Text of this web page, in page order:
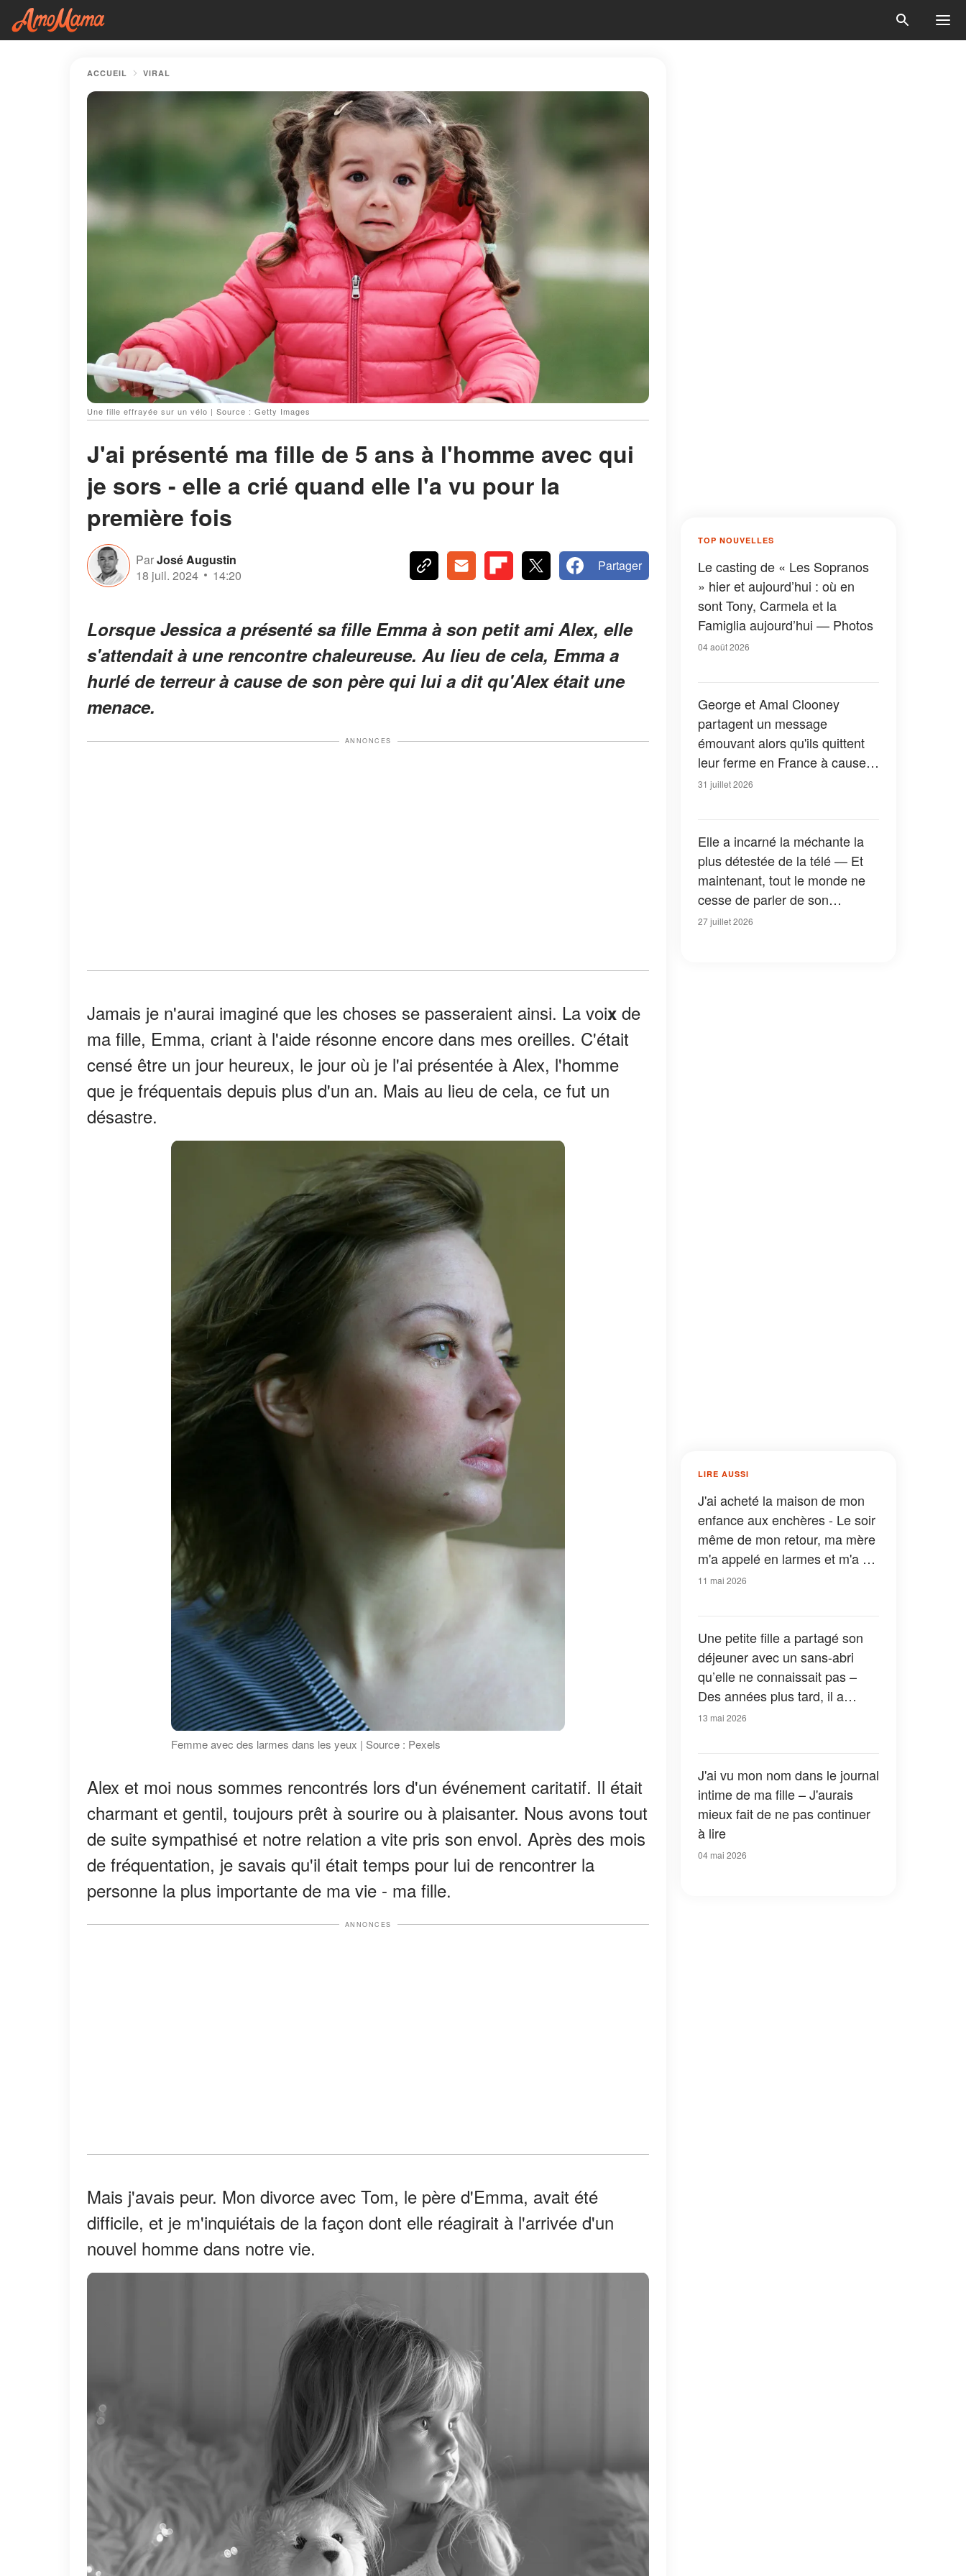
ACCUEIL VIRAL
Une fille effrayée sur un vélo | Source : Getty Images
J'ai présenté ma fille de 5 ans à l'homme avec qui
je sors - elle a crié quand elle l'a vu pour la
première fois
ParJosé Augustin
18 juil. 2024
14:20
Partager
Lorsque Jessica a présenté sa fille Emma à son petit ami Alex, elle
s'attendait à une rencontre chaleureuse. Au lieu de cela, Emma a
hurlé de terreur à cause de son père qui lui a dit qu'Alex était une
menace.
ANNONCES
Jamais je n'aurai imaginé que les choses se passeraient ainsi. La voix de
ma fille, Emma, criant à l'aide résonne encore dans mes oreilles. C'était
censé être un jour heureux, le jour où je l'ai présentée à Alex, l'homme
que je fréquentais depuis plus d'un an. Mais au lieu de cela, ce fut un
désastre.
Femme avec des larmes dans les yeux | Source : Pexels
Alex et moi nous sommes rencontrés lors d'un événement caritatif. Il était
charmant et gentil, toujours prêt à sourire ou à plaisanter. Nous avons tout
de suite sympathisé et notre relation a vite pris son envol. Après des mois
de fréquentation, je savais qu'il était temps pour lui de rencontrer la
personne la plus importante de ma vie - ma fille.
ANNONCES
Mais j'avais peur. Mon divorce avec Tom, le père d'Emma, avait été
difficile, et je m'inquiétais de la façon dont elle réagirait à l'arrivée d'un
nouvel homme dans notre vie.
TOP NOUVELLES
Le casting de « Les Sopranos
» hier et aujourd’hui : où en
sont Tony, Carmela et la
Famiglia aujourd’hui — Photos
04 août 2026
George et Amal Clooney
partagent un message
émouvant alors qu'ils quittent
leur ferme en France à cause
des feux de forêt — Tous les
31 juillet 2026
Elle a incarné la méchante la
plus détestée de la télé — Et
maintenant, tout le monde ne
cesse de parler de son
apparition dans la nouvelle
27 juillet 2026
LIRE AUSSI
J'ai acheté la maison de mon
enfance aux enchères - Le soir
même de mon retour, ma mère
m'a appelé en larmes et m'a dit
: « Dis-moi que tu n'as pas
11 mai 2026
Une petite fille a partagé son
déjeuner avec un sans-abri
qu’elle ne connaissait pas –
Des années plus tard, il a
frappé à sa porte en costume
13 mai 2026
J'ai vu mon nom dans le journal
intime de ma fille – J'aurais
mieux fait de ne pas continuer
à lire
04 mai 2026